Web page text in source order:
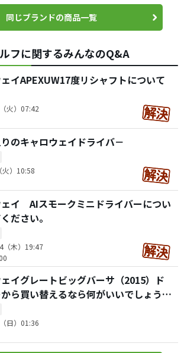
同じブランドの商品一覧
フに関するみんなのQ&A
イAPEXUW17度リシャフトについて
火）07:42
のキャロウェイドライバ－
）10:58
イ AIスモークミニドライバーについ
ださい。
木）19:47
イグレートビッグバーサ（2015）ド
ら買い替えるなら何がいいでしょう
日）01:36